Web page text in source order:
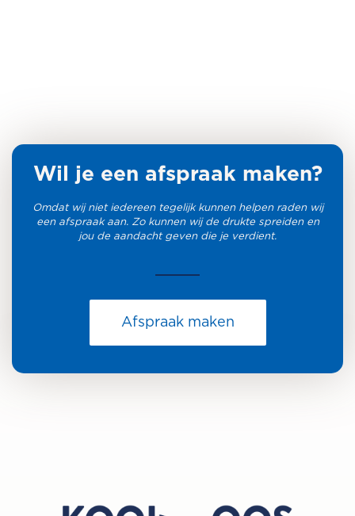
Wil je een afspraak maken?
Omdat wij niet iedereen tegelijk kunnen helpen raden wij
een afspraak aan. Zo kunnen wij de drukte spreiden en
jou de aandacht geven die je verdient.
Afspraak maken